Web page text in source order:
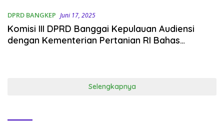
DPRD BANGKEP Juni 17, 2025
Komisi III DPRD Banggai Kepulauan Audiensi
dengan Kementerian Pertanian RI Bahas
Selengkapnya